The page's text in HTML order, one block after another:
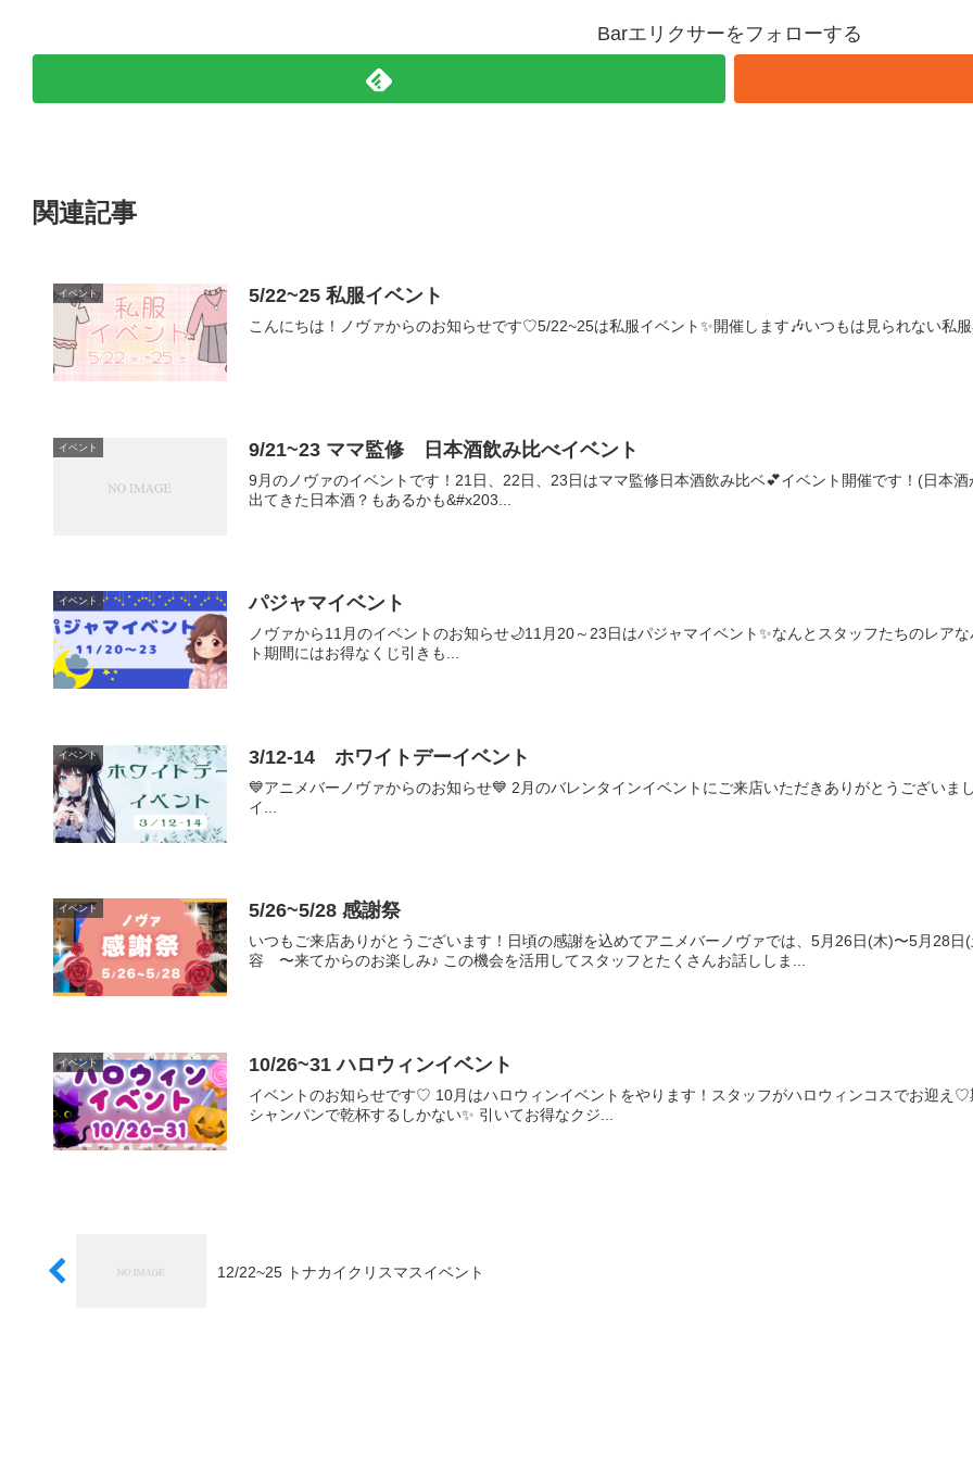
Barエリクサーをフォローする
関連記事
イベント 5/22~25 私服イベント
こんにちは！ノヴァからのお知らせです♡5/22~25は私服イベント✨開催します🎶いつもは見られない私
イベント 9/21~23 ママ監修 日本酒飲み比べイベント
9月のノヴァのイベントです！21日、22日、23日はママ監修日本酒飲み比ベ💕イベント開催です！(日本
出てきた日本酒？もあるかも&#x203...
イベント パジャマイベント
ノヴァから11月のイベントのお知らせ🌙11月20～23日はパジャマイベント✨なんとスタッフたちのレア
ト期間にはお得なくじ引きも...
イベント 3/12-14 ホワイトデーイベント
💙アニメバーノヴァからのお知らせ💙 2月のバレンタインイベントにご来店いただきありがとうござい
イ...
イベント 5/26~5/28 感謝祭
いつもご来店ありがとうございます！日頃の感謝を込めてアニメバーノヴァでは、5月26日(木)〜5月28
容 〜来てからのお楽しみ♪ この機会を活用してスタッフとたくさんお話ししま...
イベント 10/26~31 ハロウィンイベント
イベントのお知らせです♡ 10月はハロウィンイベントをやります！スタッフがハロウィンコスでお迎え
シャンパンで乾杯するしかない✨ 引いてお得なクジ...
12/22~25 トナカイクリスマスイベント